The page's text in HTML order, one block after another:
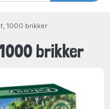
1000 brikker
brikker